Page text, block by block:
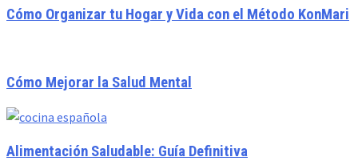
Cómo Organizar tu Hogar y Vida con el Método KonMari
Cómo Mejorar la Salud Mental
Alimentación Saludable: Guía Definitiva